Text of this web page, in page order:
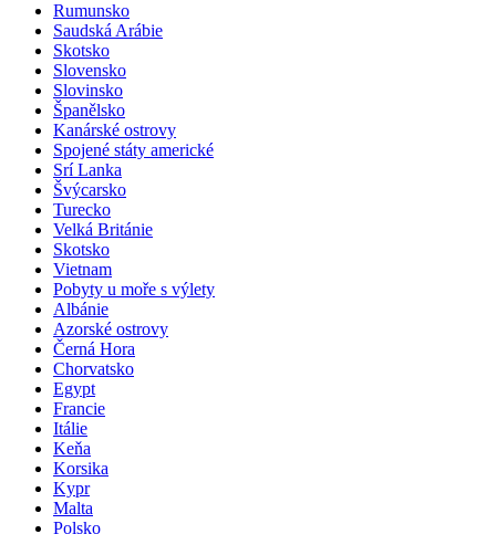
Řecko
Rumunsko
Saudská Arábie
Skotsko
Slovensko
Slovinsko
Španělsko
Kanárské ostrovy
Spojené státy americké
Srí Lanka
Švýcarsko
Turecko
Velká Británie
Skotsko
Vietnam
Pobyty u moře s výlety
Albánie
Azorské ostrovy
Černá Hora
Chorvatsko
Egypt
Francie
Itálie
Keňa
Korsika
Kypr
Malta